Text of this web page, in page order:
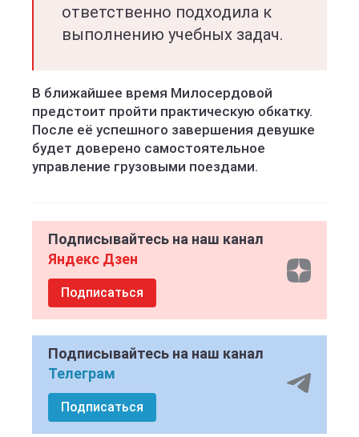
ответственно подходила к
выполнению учебных задач.
В ближайшее время Милосердовой
предстоит пройти практическую обкатку.
После её успешного завершения девушке
будет доверено самостоятельное
управление грузовыми поездами.
Подписывайтесь на наш канал
Яндекс Дзен
Подписаться
Подписывайтесь на наш канал
Телеграм
Подписаться